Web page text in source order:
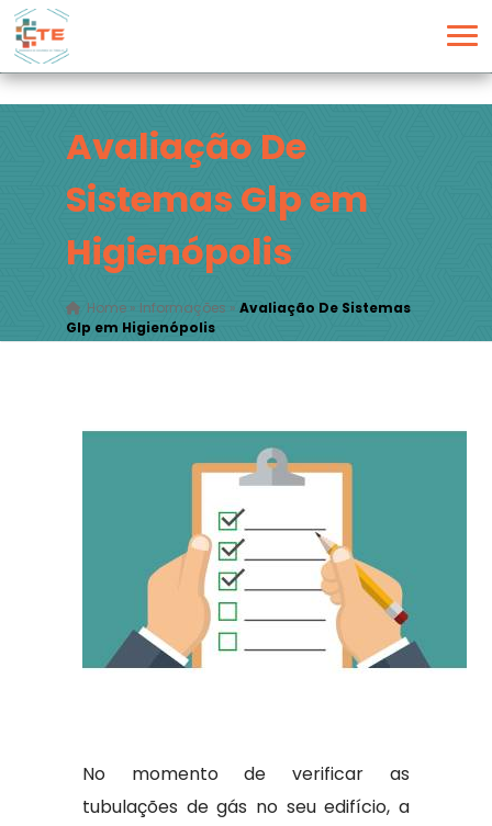
Avaliação De
Sistemas Glp em
Higienópolis
Home» Informações » Avaliação De Sistemas
Glp em Higienópolis
No momento de verificar as
tubulações de gás no seu edifício, a